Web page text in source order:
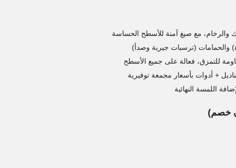
والرخام، مع صيغ آمنة للأسطح الحساسة
والحمامات (ترسبات جيرية وصدأ)
للتمزق، فعالة على جميع الأسطح
+ أدوات بأسعار مجمعة توفيرية
اللمسة النهائية
خصم)